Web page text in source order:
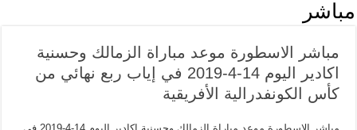
مباشر
مباشر الاسطورة موعد مباراة الزمالك وحسنية
اكادير اليوم 14-4-2019 في إياب ربع نهائي من
كأس الكونفدرالية الأفريقية